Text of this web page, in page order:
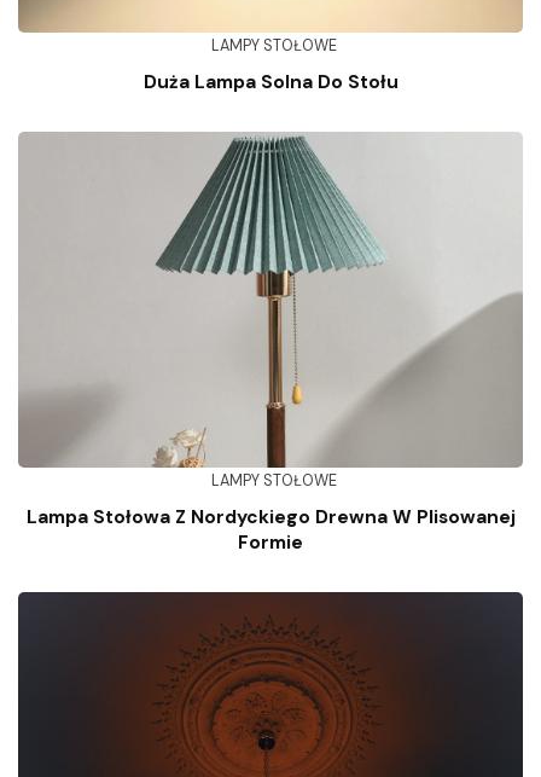
LAMPY STOŁOWE
Duża Lampa Solna Do Stołu
LAMPY STOŁOWE
Lampa Stołowa Z Nordyckiego Drewna W Plisowanej
Formie